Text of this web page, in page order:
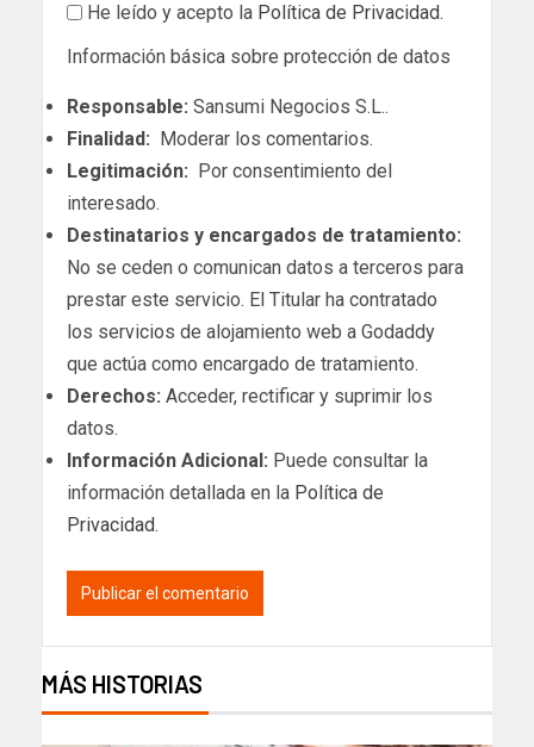
He leído y acepto la Política de Privacidad.
Información básica sobre protección de datos
Responsable: Sansumi Negocios S.L..
Finalidad: Moderar los comentarios.
Legitimación: Por consentimiento del
interesado.
Destinatarios y encargados de tratamiento:
No se ceden o comunican datos a terceros para
prestar este servicio. El Titular ha contratado
los servicios de alojamiento web a Godaddy
que actúa como encargado de tratamiento.
Derechos: Acceder, rectificar y suprimir los
datos.
Información Adicional: Puede consultar la
información detallada en la Política de
Privacidad.
MÁS HISTORIAS